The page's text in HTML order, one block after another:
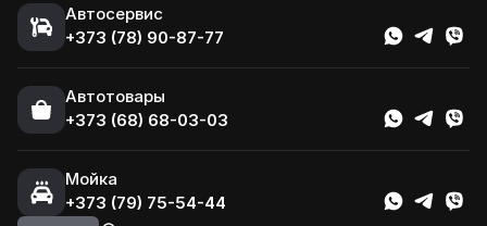
Автосервис
+373 (78) 90-87-77
Автотовары
+373 (68) 68-03-03
Мойка
+373 (79) 75-54-44